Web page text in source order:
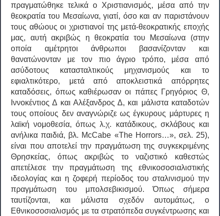
πραγματώθηκε τελικά ο Χριστιανισμός, μέσα από την
θεοκρατία του Μεσαίωνα, γιατί, όσο και αν παριστάνουν
τους αθώους οι χριστιανοί της μετά-θεοκρατικής εποχής
μας, αυτή ακριβώς η θεοκρατία του Μεσαίωνα (στην
οποία αμέτρητοι άνθρωποι βασανίζονταν και
θανατώνονταν με τον πιο άγριο τρόπο, μέσα από
ασύδοτους κατασταλτικούς μηχανισμούς και το
εφιαλτικότερο, μετά από αποκλειστικά απόρρητες
καταδόσεις, όπως καθιέρωσαν οι πάπες Γρηγόριος Θ,
Ιννοκέντιος Δ και Αλέξανδρος Δ, και μάλιστα καταδοτών
τους οποίους δεν αναγνώριζε ως έγκυρους μάρτυρες η
λαϊκή νομοθεσία, όπως λ.χ. κατάδικους, σκλάβους και
ανήλικα παιδιά, βλ. McCabe «The Horrors…», σελ. 25),
είναι που αποτελεί την πραγμάτωση της συγκεκριμένης
Θρησκείας, όπως ακριβώς το ναζιστικό καθεστώς
απετέλεσε την πραγμάτωση της εθνικοσοσιαλιστικής
ιδεολογίας και η ζοφερή περίοδος του σταλινισμού την
πραγμάτωση του μπολσεβικισμού. Όπως σήμερα
ταυτίζονται, και μάλιστα σχεδόν αυτομάτως, ο
Εθνικοσοσιαλισμός με τα στρατόπεδα συγκέντρωσης και